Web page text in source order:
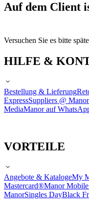
Auf dem Client
Versuchen Sie es bitte
HILFE &
Bestellung & Lieferung
ExpressSuppliers @ Manor
MediaManor auf
VORTEILE
Angebote & KatalogeMy
Mastercard®Manor
ManorSingles DayBlack